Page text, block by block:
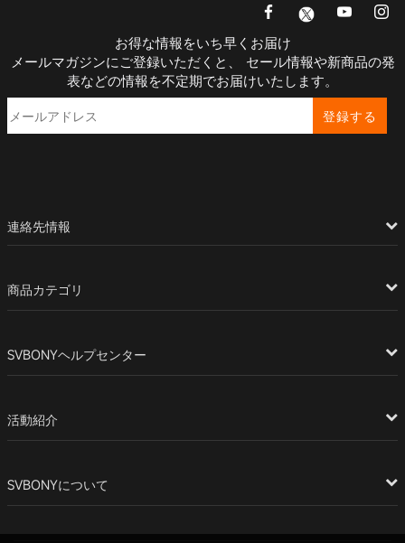
お得な情報をいち早くお届け
メールマガジンにご登録いただくと、 セール情報や新商品の発
表などの情報を不定期でお届けいたします。
登録する
連絡先情報
商品カテゴリ
SVBONYヘルプセンター
活動紹介
SVBONYについて